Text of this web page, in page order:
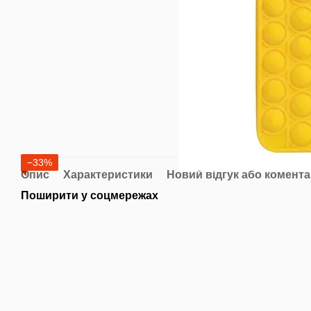
−33%
Опис Характеристики
Новий відгук або
Поширити у соцмережах